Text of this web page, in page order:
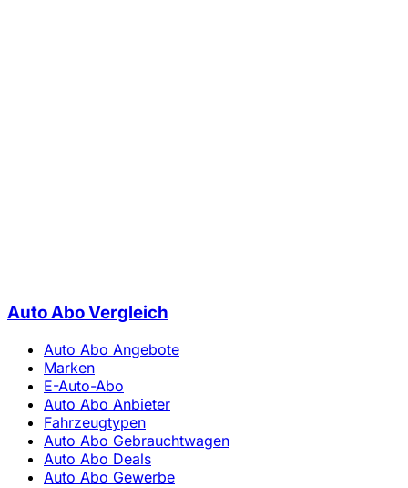
Auto Abo Vergleich
Auto Abo Angebote
Marken
E-Auto-Abo
Auto Abo Anbieter
Fahrzeugtypen
Auto Abo Gebrauchtwagen
Auto Abo Deals
Auto Abo Gewerbe